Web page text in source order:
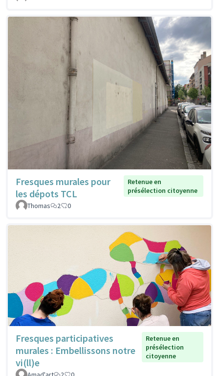
Fresques murales pour
les dépots TCL
Retenue en
présélection citoyenne
Thomas
2 0
Fresques participatives
murales : Embellissons notre
vi(ll)e
Retenue en
présélection
citoyenne